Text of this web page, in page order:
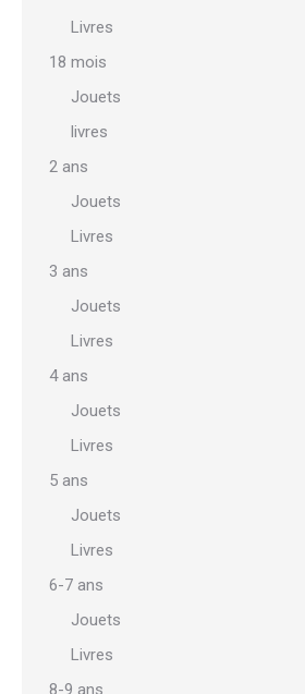
Livres
18 mois
Jouets
livres
2 ans
Jouets
Livres
3 ans
Jouets
Livres
4 ans
Jouets
Livres
5 ans
Jouets
Livres
6-7 ans
Jouets
Livres
8-9 ans